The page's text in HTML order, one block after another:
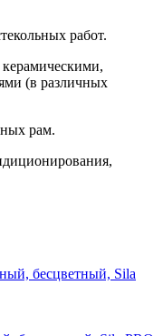
работ.
(в различных
рам.